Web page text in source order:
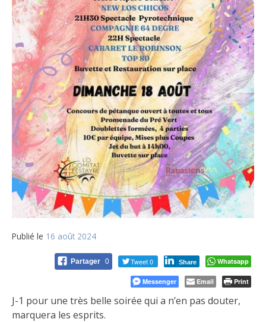
Publié le 16 août 2024
Partager 0 Tweet 0 Share Whatsapp
Messenger Email Print
J-1 pour une très belle soirée qui a n’en pas douter,
marquera les esprits.